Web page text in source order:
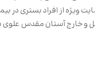
ویژه از افراد بسترى در
و خارج آستان مقدس علوى